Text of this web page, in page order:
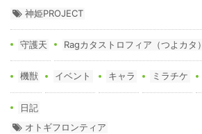
神姫PROJECT
守護天 Ragカタストロフィア（つよカタ）
機獣 イベント キャラ ミラチケ
日記
オトギフロンティア